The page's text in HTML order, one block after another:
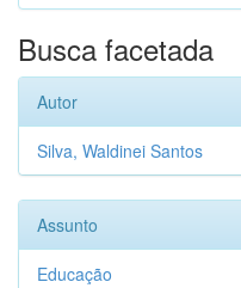
Busca facetada
Autor
Silva, Waldinei Santos
Assunto
Educação